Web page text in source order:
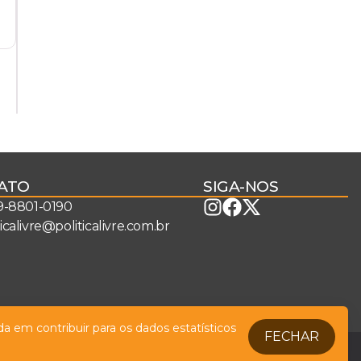
8801-0190
SIGA-NOS
LegalFale conosco
em contribuir para os dados estatísticos
FECHAR